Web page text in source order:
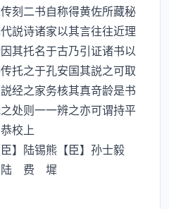
刻二书自称得黄佐所藏秘
説诗诸家以其言往往近理
其托名于古乃引证诸书以
托之于孔安国其説之可取
经之家务核其真竒龄是书
处则一一辨之亦可谓持平
校上
陆锡熊【臣】孙士毅
费 墀